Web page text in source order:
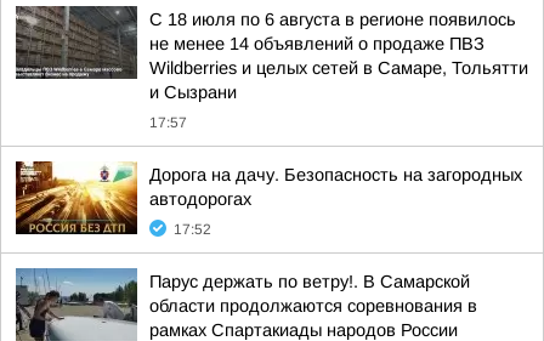
С 18 июля по 6 августа в регионе появилось
не менее 14 объявлений о продаже ПВЗ
Wildberries и целых сетей в Самаре, Тольятти
и Сызрани
17:57
Дорога на дачу. Безопасность на загородных
автодорогах
17:52
Парус держать по ветру!. В Самарской
области продолжаются соревнования в
рамках Спартакиады народов России